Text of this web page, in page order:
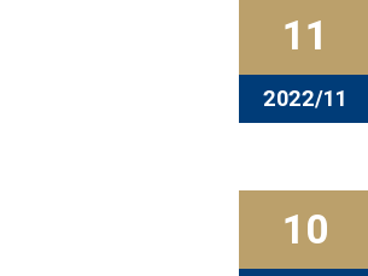
11
2022/11
10